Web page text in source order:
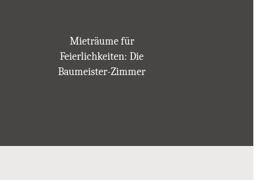
Mieträume für
Feierlichkeiten: Die
Baumeister-Zimmer